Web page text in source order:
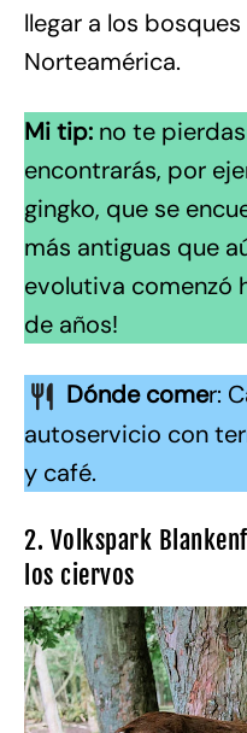
llegar a los
Norteamérica.
Mi tip: no te
encontrarás, por
gingko, que se
más antiguas que
evolutiva comenzó
de años!
Dónde comer:
autoservicio con
y café.
2. Volkspark
los ciervos